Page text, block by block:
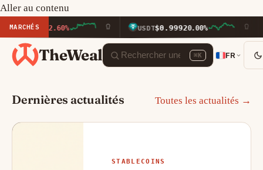
Aller au contenu
MARCHÉS USDT $0.99920.00% BNB
TheWeal ⌘K FR
Dernières actualités Toutes les actualités →
STABLECOINS